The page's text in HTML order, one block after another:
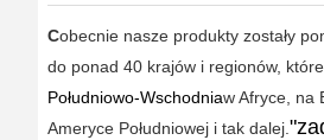
Cobecnie nasze produkty zostały
do ponad 40 krajów i regionów, które
Południowo-Wschodniaw Afryce, na
Ameryce Południowej i tak dalej.